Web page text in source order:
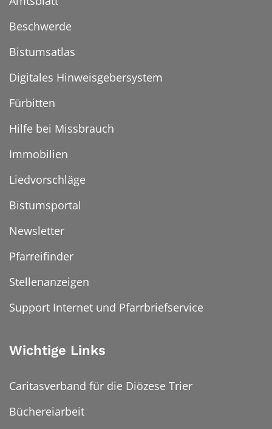
Beschwerde
Bistumsatlas
Digitales Hinweisgebersystem
Fürbitten
Hilfe bei Missbrauch
Immobilien
Liedvorschläge
Bistumsportal
Newsletter
Pfarreifinder
Stellenanzeigen
Support Internet und Pfarrbriefservice
Wichtige Links
Caritasverband für die Diözese Trier
Büchereiarbeit